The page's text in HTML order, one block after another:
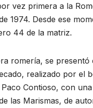
vez primera a la
1974. Desde ese
44 de la matriz.
romería, se presentó
realizado por el
Contioso, con
las Marismas, de